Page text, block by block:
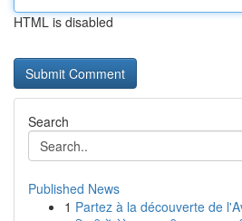
HTML is disabled
Search
Published News
1 Partez à la découverte de